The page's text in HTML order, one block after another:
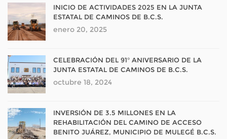
INICIO DE ACTIVIDADES 2025 EN LA JUNTA
ESTATAL DE CAMINOS DE B.C.S.
enero 20, 2025
CELEBRACIÓN DEL 91° ANIVERSARIO DE LA
JUNTA ESTATAL DE CAMINOS DE B.C.S.
octubre 18, 2024
INVERSIÓN DE 3.5 MILLONES EN LA
REHABILITACIÓN DEL CAMINO DE ACCESO
BENITO JUÁREZ, MUNICIPIO DE MULEGÉ B.C.S.